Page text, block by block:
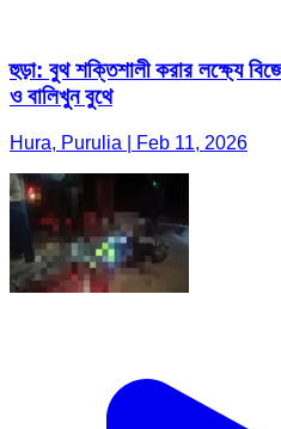
হুড়া: বুথ শক্তিশালী করার লক্ষ্যে
ও বালিখুন বুথে
Hura, Purulia | Feb 11, 2026